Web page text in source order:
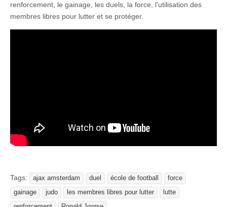
renforcement, le gainage, les duels, la force, l’utilisation des
membres libres pour lutter et se protéger.
Tags: ajax amsterdam duel école de football
force
gainage
judo les membres libres pour lutter
lutte